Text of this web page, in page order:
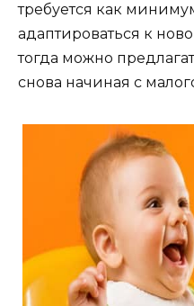
требуется как
адаптироваться к
тогда можно
снова начиная с